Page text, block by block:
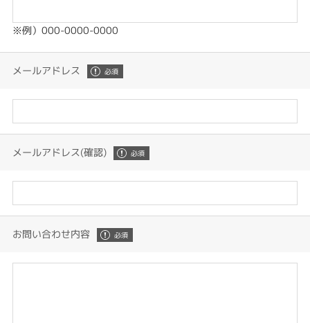
※例）000-0000-0000
メールアドレス
メールアドレス(確認)
お問い合わせ内容